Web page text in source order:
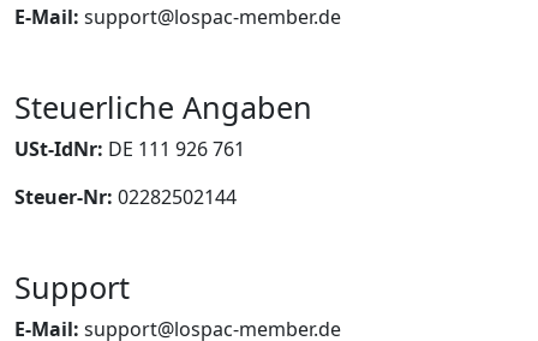
E-Mail: support@lospac-member.de
Steuerliche Angaben
USt-IdNr: DE 111 926 761
Steuer-Nr: 02282502144
Support
E-Mail: support@lospac-member.de